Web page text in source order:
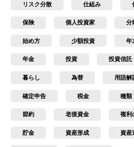
リスク分散 仕組み
保険 個人投資家 分
始め方 少額投資 年
年金 投資 投資信託
暮らし 為替 用語解
確定申告 税金 種類
節約 老後資金 複利
貯金 資産形成 資産